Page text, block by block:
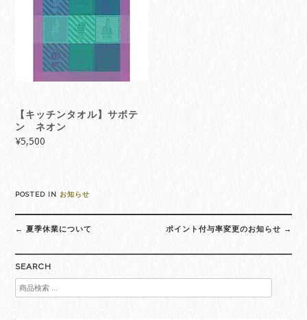
【キッチンタオル】サボテ
ン ネオン
¥5,500
POSTED IN お知らせ
Post
navigation
← 夏季休業について ポイント付与率変更のお知らせ →
SEARCH
検
索